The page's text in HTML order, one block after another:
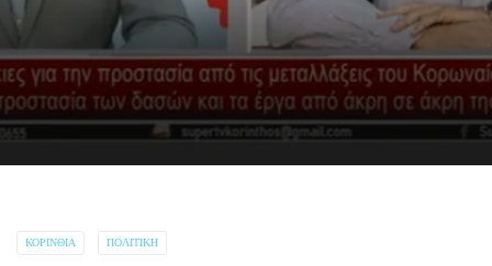
ΚΟΡΙΝΘΊΑ ΠΟΛΙΤΙΚΉ